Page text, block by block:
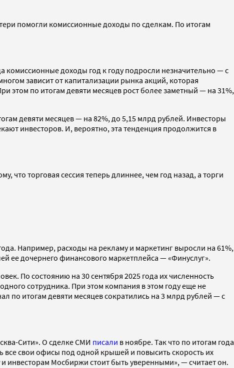
помогли комиссионные доходы по сделкам. По итогам
комиссионные доходы год к году подросли незначительно — с
зависит от капитализации рынка акций, которая
этом по итогам девяти месяцев рост более заметный — на 31%,
девяти месяцев — на 82%, до 5,15 млрд рублей. Инвесторы
инвесторов. И, вероятно, эта тенденция продолжится в
торговая сессия теперь длиннее, чем год назад, а торги
Например, расходы на рекламу и маркетинг выросли на 61%,
ее дочернего финансового маркетплейса — «Финуслуг».
По состоянию на 30 сентября 2025 года их численность
сотрудника. При этом компания в этом году еще не
по итогам девяти месяцев сократились на 3 млрд рублей — с
Сити». О сделке СМИ писали в ноябре. Так что по итогам года
свои офисы под одной крышей и повысить скорость их
инвесторам Мосбиржи стоит быть уверенными», — считает он.